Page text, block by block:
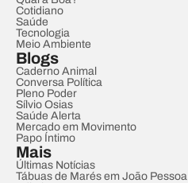
Cotidiano
Saúde
Tecnologia
Meio Ambiente
Blogs
Caderno Animal
Conversa Política
Pleno Poder
Sílvio Osias
Saúde Alerta
Mercado em Movimento
Papo Íntimo
Mais
Últimas Notícias
Tábuas de Marés em João Pessoa